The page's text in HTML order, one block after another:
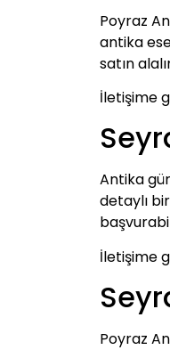
Poyraz
antika
satın
İletişime
Antika
detaylı
İletişime
Poyraz